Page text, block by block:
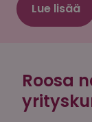
Lue lisää
Roosa